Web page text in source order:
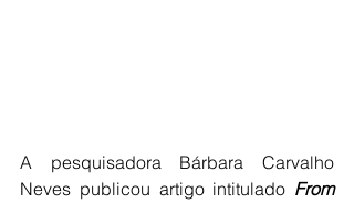
A pesquisadora Bárbara Carvalho
Neves publicou artigo intitulado From